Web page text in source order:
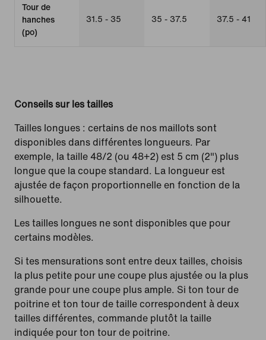
Tour de
hanches
(po)
31.5 - 35 35 - 37.5 37.5 - 41
Conseils sur les tailles
Tailles longues : certains de nos maillots sont
disponibles dans différentes longueurs. Par
exemple, la taille 48/2 (ou 48+2) est 5 cm (2") plus
longue que la coupe standard. La longueur est
ajustée de façon proportionnelle en fonction de la
silhouette.
Les tailles longues ne sont disponibles que pour
certains modèles.
Si tes mensurations sont entre deux tailles, choisis
la plus petite pour une coupe plus ajustée ou la plus
grande pour une coupe plus ample. Si ton tour de
poitrine et ton tour de taille correspondent à deux
tailles différentes, commande plutôt la taille
indiquée pour ton tour de poitrine.